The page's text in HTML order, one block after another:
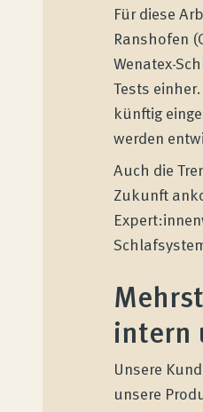
Für diese
Ranshofen
Wenatex-
Tests
künftig
werden
Auch die
Zukunft
intern
Unsere
unsere